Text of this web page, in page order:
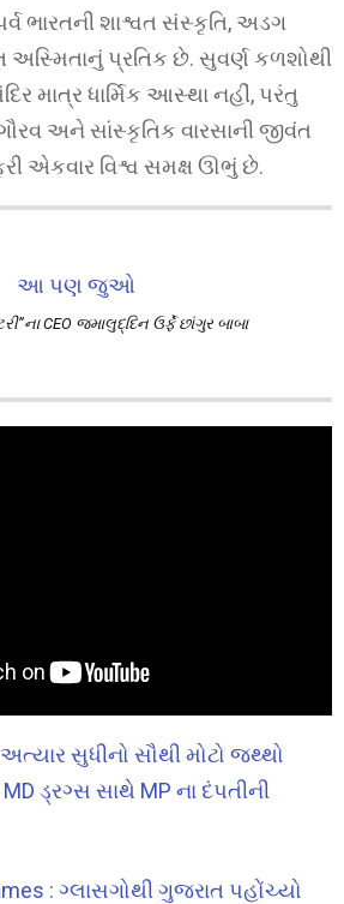
ભારતની શાશ્વત સંસ્કૃતિ, અડગ
અસ્મિતાનું પ્રતિક છે. સુવર્ણ કળશોથી
માત્ર ધાર્મિક આસ્થા નહીં, પરંતુ
અને સાંસ્કૃતિક વારસાની જીવંત
એકવાર વિશ્વ સમક્ષ ઊભું છે.
આ પણ જુઓ
CEO જમાલુદ્દિન ઉર્ફે છાંગુર બાબા
સુધીનો સૌથી મોટો જથ્થો
ડ્રગ્સ સાથે MP ના દંપતીની
: ગ્લાસગોથી ગુજરાત પહોંચ્યો